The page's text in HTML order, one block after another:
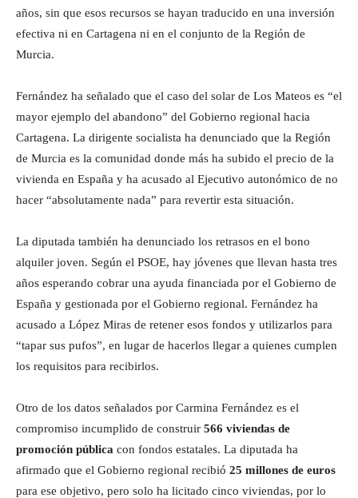
años, sin que esos recursos se hayan traducido en una inversión
efectiva ni en Cartagena ni en el conjunto de la Región de
Murcia.
Fernández ha señalado que el caso del solar de Los Mateos es “el
mayor ejemplo del abandono” del Gobierno regional hacia
Cartagena. La dirigente socialista ha denunciado que la Región
de Murcia es la comunidad donde más ha subido el precio de la
vivienda en España y ha acusado al Ejecutivo autonómico de no
hacer “absolutamente nada” para revertir esta situación.
La diputada también ha denunciado los retrasos en el bono
alquiler joven. Según el PSOE, hay jóvenes que llevan hasta tres
años esperando cobrar una ayuda financiada por el Gobierno de
España y gestionada por el Gobierno regional. Fernández ha
acusado a López Miras de retener esos fondos y utilizarlos para
“tapar sus pufos”, en lugar de hacerlos llegar a quienes cumplen
los requisitos para recibirlos.
Otro de los datos señalados por Carmina Fernández es el
compromiso incumplido de construir 566 viviendas de
promoción pública con fondos estatales. La diputada ha
afirmado que el Gobierno regional recibió 25 millones de euros
para ese objetivo, pero solo ha licitado cinco viviendas, por lo